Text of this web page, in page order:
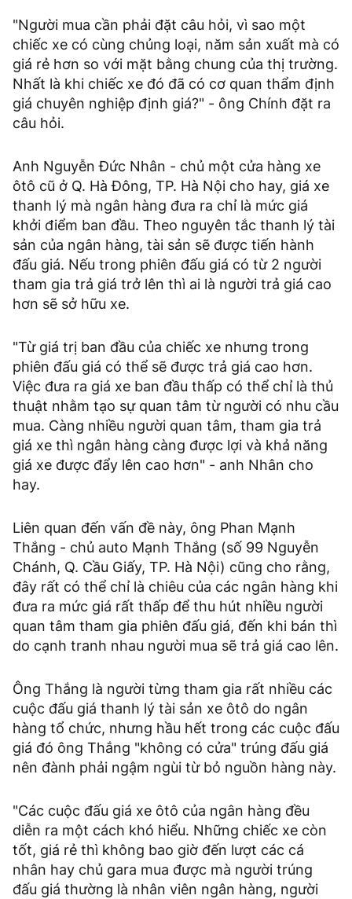
"Người mua cần phải đặt câu hỏi, vì sao một
chiếc xe có cùng chủng loại, năm sản xuất mà có
giá rẻ hơn so với mặt bằng chung của thị trường.
Nhất là khi chiếc xe đó đã có cơ quan thẩm định
giá chuyên nghiệp định giá?" - ông Chính đặt ra
câu hỏi.
Anh Nguyễn Đức Nhân - chủ một cửa hàng xe
ôtô cũ ở Q. Hà Đông, TP. Hà Nội cho hay, giá xe
thanh lý mà ngân hàng đưa ra chỉ là mức giá
khởi điểm ban đầu. Theo nguyên tắc thanh lý tài
sản của ngân hàng, tài sản sẽ được tiến hành
đấu giá. Nếu trong phiên đấu giá có từ 2 người
tham gia trả giá trở lên thì ai là người trả giá cao
hơn sẽ sở hữu xe.
"Từ giá trị ban đầu của chiếc xe nhưng trong
phiên đấu giá có thể sẽ được trả giá cao hơn.
Việc đưa ra giá xe ban đầu thấp có thể chỉ là thủ
thuật nhằm tạo sự quan tâm từ người có nhu cầu
mua. Càng nhiều người quan tâm, tham gia trả
giá xe thì ngân hàng càng được lợi và khả năng
giá xe được đẩy lên cao hơn" - anh Nhân cho
hay.
Liên quan đến vấn đề này, ông Phan Mạnh
Thắng - chủ auto Mạnh Thắng (số 99 Nguyễn
Chánh, Q. Cầu Giấy, TP. Hà Nội) cũng cho rằng,
đây rất có thể chỉ là chiêu của các ngân hàng khi
đưa ra mức giá rất thấp để thu hút nhiều người
quan tâm tham gia phiên đấu giá, đến khi bán thì
do cạnh tranh nhau người mua sẽ trả giá cao lên.
Ông Thắng là người từng tham gia rất nhiều các
cuộc đấu giá thanh lý tài sản xe ôtô do ngân
hàng tổ chức, nhưng hầu hết trong các cuộc đấu
giá đó ông Thắng "không có cửa" trúng đấu giá
nên đành phải ngậm ngùi từ bỏ nguồn hàng này.
"Các cuộc đấu giá xe ôtô của ngân hàng đều
diễn ra một cách khó hiểu. Những chiếc xe còn
tốt, giá rẻ thì không bao giờ đến lượt các cá
nhân hay chủ gara mua được mà người trúng
đấu giá thường là nhân viên ngân hàng, người